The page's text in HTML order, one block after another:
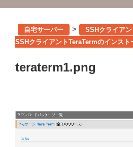
自宅サーバー > SSHクライアン
SSHクライアントTeraTermのインスト
teraterm1.png